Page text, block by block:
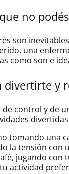
no
son
una
como son e
divertirte y
de control y de
tomando una
la tensión
jugando con
actividad